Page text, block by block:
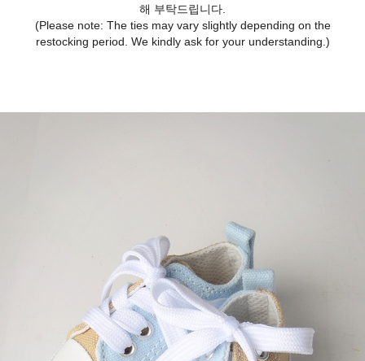
해 부탁드립니다.
(Please note: The ties may vary slightly depending on the
restocking period. We kindly ask for your understanding.)